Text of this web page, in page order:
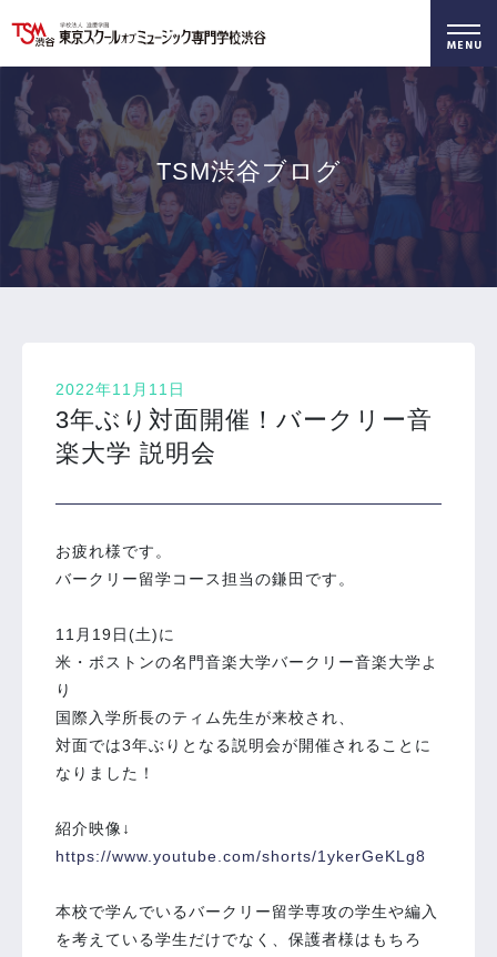
学科・専攻 資料請求 オープンキャンパス
TSM渋谷ブログ
2022年11月11日
3年ぶり対面開催！バークリー音
楽大学 説明会
お疲れ様です。
バークリー留学コース担当の鎌田です。
11月19日(土)に
米・ボストンの名門音楽大学バークリー音楽大学よ
り
国際入学所長のティム先生が来校され、
対面では3年ぶりとなる説明会が開催されることに
なりました！
紹介映像↓
https://www.youtube.com/shorts/1ykerGeKLg8
本校で学んでいるバークリー留学専攻の学生や編入
を考えている学生だけでなく、保護者様はもちろ